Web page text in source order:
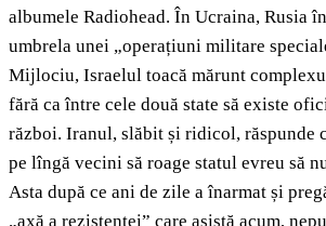
albumele Radiohead. În Ucraina, Rusia
umbrela unei „operațiuni militare
Mijlociu, Israelul toacă mărunt
fără ca între cele două state să existe
război. Iranul, slăbit și ridicol, răspunde
pe lîngă vecini să roage statul evreu să
Asta după ce ani de zile a înarmat și
„axă a rezistenței” care asistă acum,